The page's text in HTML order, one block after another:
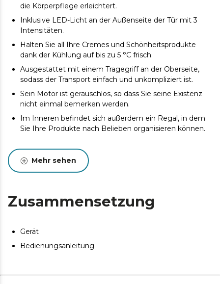
die Körperpflege erleichtert.
Inklusive LED-Licht an der Außenseite der Tür mit 3
Intensitäten.
Halten Sie all Ihre Cremes und Schönheitsprodukte
dank der Kühlung auf bis zu 5 °C frisch.
Ausgestattet mit einem Tragegriff an der Oberseite,
sodass der Transport einfach und unkompliziert ist.
Sein Motor ist geräuschlos, so dass Sie seine Existenz
nicht einmal bemerken werden.
Im Inneren befindet sich außerdem ein Regal, in dem
Sie Ihre Produkte nach Belieben organisieren können.
Mehr sehen
Zusammensetzung
Gerät
Bedienungsanleitung